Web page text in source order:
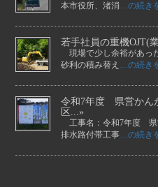
本市役所、渚消…の続き
若手社員の重機OJT(
現場で少し余裕があっ
砂利の積み替え …の続き
令和7年度 県営か
区...»
工事名：令和7年度 県
排水路付帯工事…の続き